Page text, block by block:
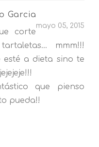
Garcia
mayo 05, 2015
corte
mmm!!!
esté a dieta sino te
que pienso
pueda!!